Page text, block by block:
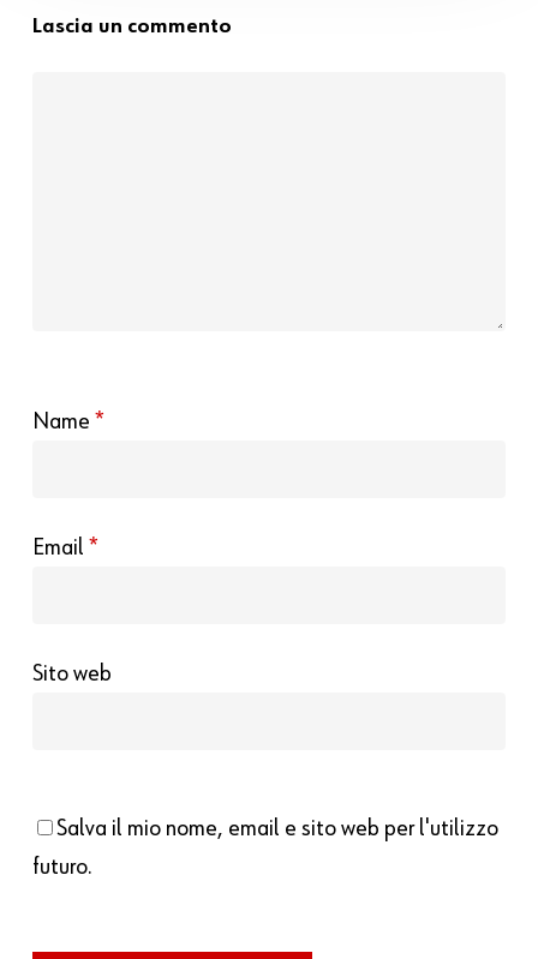
Lascia un commento
Name *
Email *
Sito web
Salva il mio nome, email e sito web per l'utilizzo
futuro.